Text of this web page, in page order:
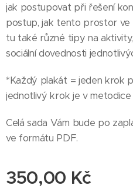
jak postupovat při řešení
postup, jak tento prostor
tu také různé tipy na
sociální dovednosti
*Každý plakát = jeden krok
jednotlivý krok je v
Celá sada Vám bude po
ve formátu PDF.
350,00 Kč